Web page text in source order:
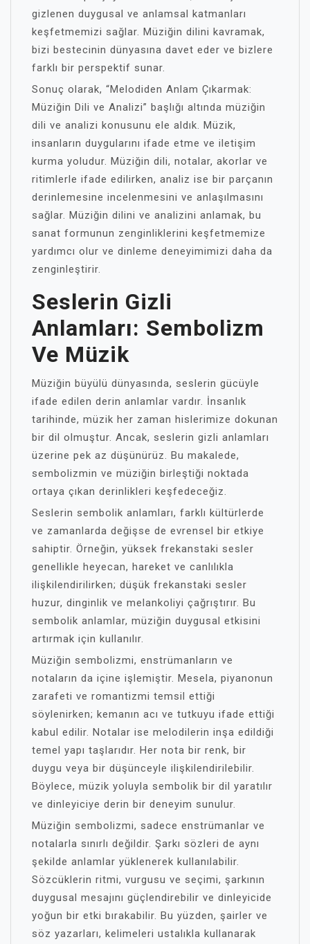
gizlenen duygusal ve anlamsal katmanları
keşfetmemizi sağlar. Müziğin dilini kavramak,
bizi bestecinin dünyasına davet eder ve bizlere
farklı bir perspektif sunar.
Sonuç olarak, “Melodiden Anlam Çıkarmak:
Müziğin Dili ve Analizi” başlığı altında müziğin
dili ve analizi konusunu ele aldık. Müzik,
insanların duygularını ifade etme ve iletişim
kurma yoludur. Müziğin dili, notalar, akorlar ve
ritimlerle ifade edilirken, analiz ise bir parçanın
derinlemesine incelenmesini ve anlaşılmasını
sağlar. Müziğin dilini ve analizini anlamak, bu
sanat formunun zenginliklerini keşfetmemize
yardımcı olur ve dinleme deneyimimizi daha da
zenginleştirir.
Seslerin Gizli
Anlamları: Sembolizm
Ve Müzik
Müziğin büyülü dünyasında, seslerin gücüyle
ifade edilen derin anlamlar vardır. İnsanlık
tarihinde, müzik her zaman hislerimize dokunan
bir dil olmuştur. Ancak, seslerin gizli anlamları
üzerine pek az düşünürüz. Bu makalede,
sembolizmin ve müziğin birleştiği noktada
ortaya çıkan derinlikleri keşfedeceğiz.
Seslerin sembolik anlamları, farklı kültürlerde
ve zamanlarda değişse de evrensel bir etkiye
sahiptir. Örneğin, yüksek frekanstaki sesler
genellikle heyecan, hareket ve canlılıkla
ilişkilendirilirken; düşük frekanstaki sesler
huzur, dinginlik ve melankoliyi çağrıştırır. Bu
sembolik anlamlar, müziğin duygusal etkisini
artırmak için kullanılır.
Müziğin sembolizmi, enstrümanların ve
notaların da içine işlemiştir. Mesela, piyanonun
zarafeti ve romantizmi temsil ettiği
söylenirken; kemanın acı ve tutkuyu ifade ettiği
kabul edilir. Notalar ise melodilerin inşa edildiği
temel yapı taşlarıdır. Her nota bir renk, bir
duygu veya bir düşünceyle ilişkilendirilebilir.
Böylece, müzik yoluyla sembolik bir dil yaratılır
ve dinleyiciye derin bir deneyim sunulur.
Müziğin sembolizmi, sadece enstrümanlar ve
notalarla sınırlı değildir. Şarkı sözleri de aynı
şekilde anlamlar yüklenerek kullanılabilir.
Sözcüklerin ritmi, vurgusu ve seçimi, şarkının
duygusal mesajını güçlendirebilir ve dinleyicide
yoğun bir etki bırakabilir. Bu yüzden, şairler ve
söz yazarları, kelimeleri ustalıkla kullanarak